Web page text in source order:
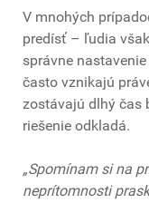
V mnohých
predísť – ľudia
správne
často vznikajú
zostávajú dlhý čas
riešenie odkladá.
„Spomínam si na
neprítomnosti